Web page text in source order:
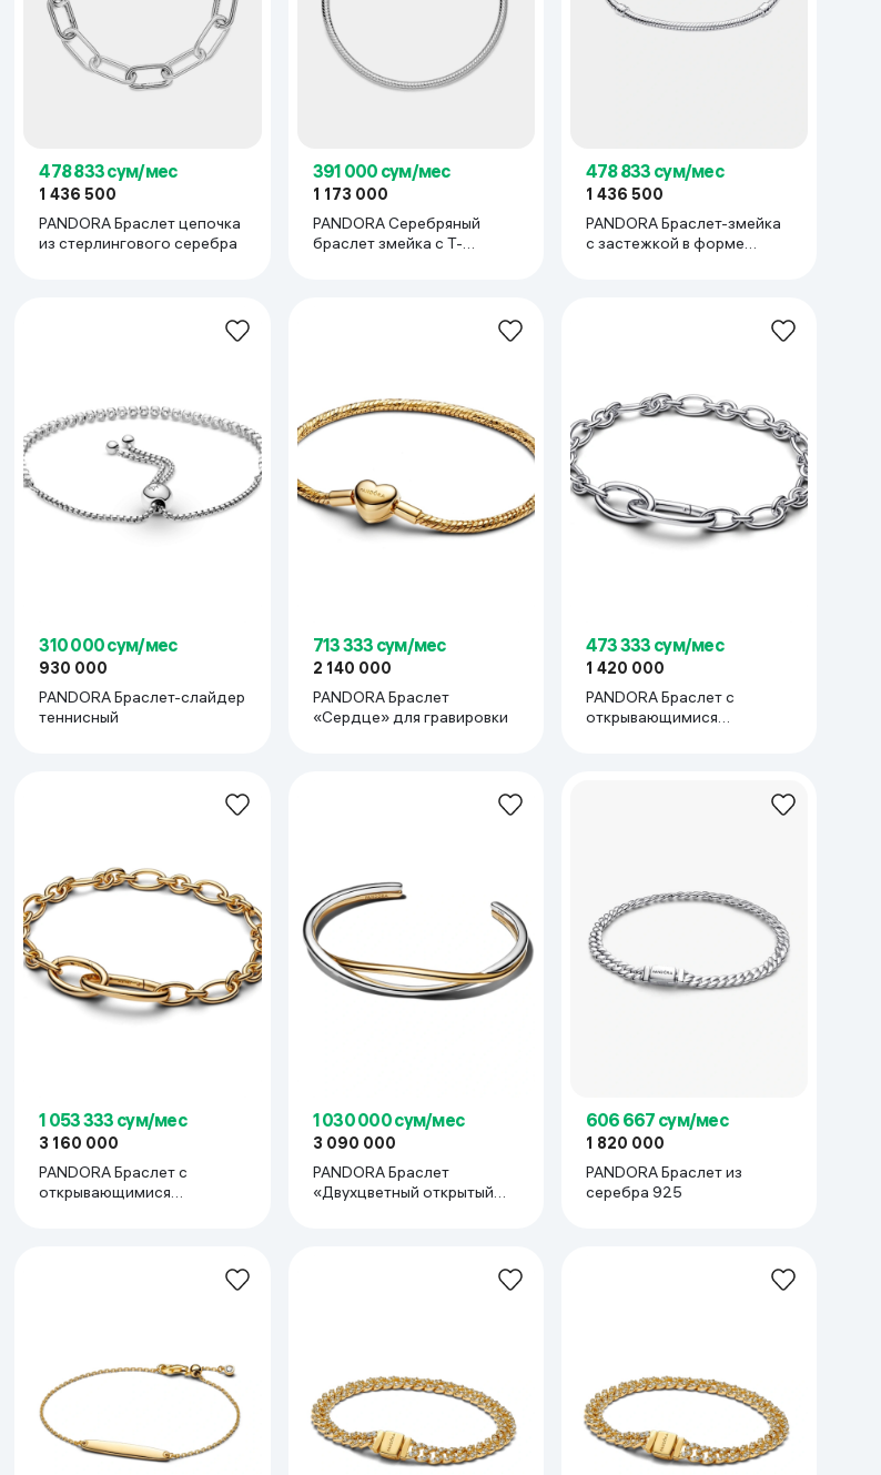
478 833 сум/мес
1 436 500
PANDORA Браслет цепочка
из стерлингового серебра
391 000 сум/мес
1 173 000
PANDORA Серебряный
браслет змейка с Т-
478 833 сум/мес
1 436 500
PANDORA Браслет-змейка
с застежкой в форме
310 000 сум/мес
930 000
PANDORA Браслет-слайдер
теннисный
713 333 сум/мес
2 140 000
PANDORA Браслет
«Сердце» для гравировки
473 333 сум/мес
1 420 000
PANDORA Браслет с
открывающимися
1 053 333 сум/мес
3 160 000
PANDORA Браслет с
открывающимися
1 030 000 сум/мес
3 090 000
PANDORA Браслет
«Двухцветный открытый
606 667 сум/мес
1 820 000
PANDORA Браслет из
серебра 925